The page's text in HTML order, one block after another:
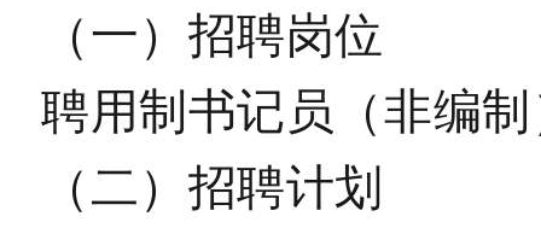
（一）招聘岗位
聘用制书记员（非编
（二）招聘计划